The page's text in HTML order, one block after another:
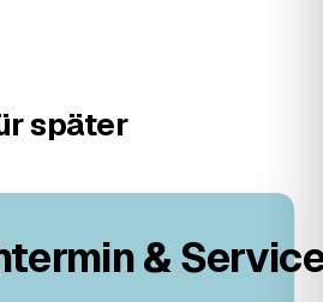
später
&